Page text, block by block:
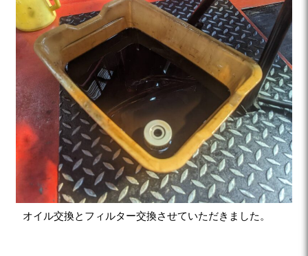
オイル交換とフィルター交換させていただきました。